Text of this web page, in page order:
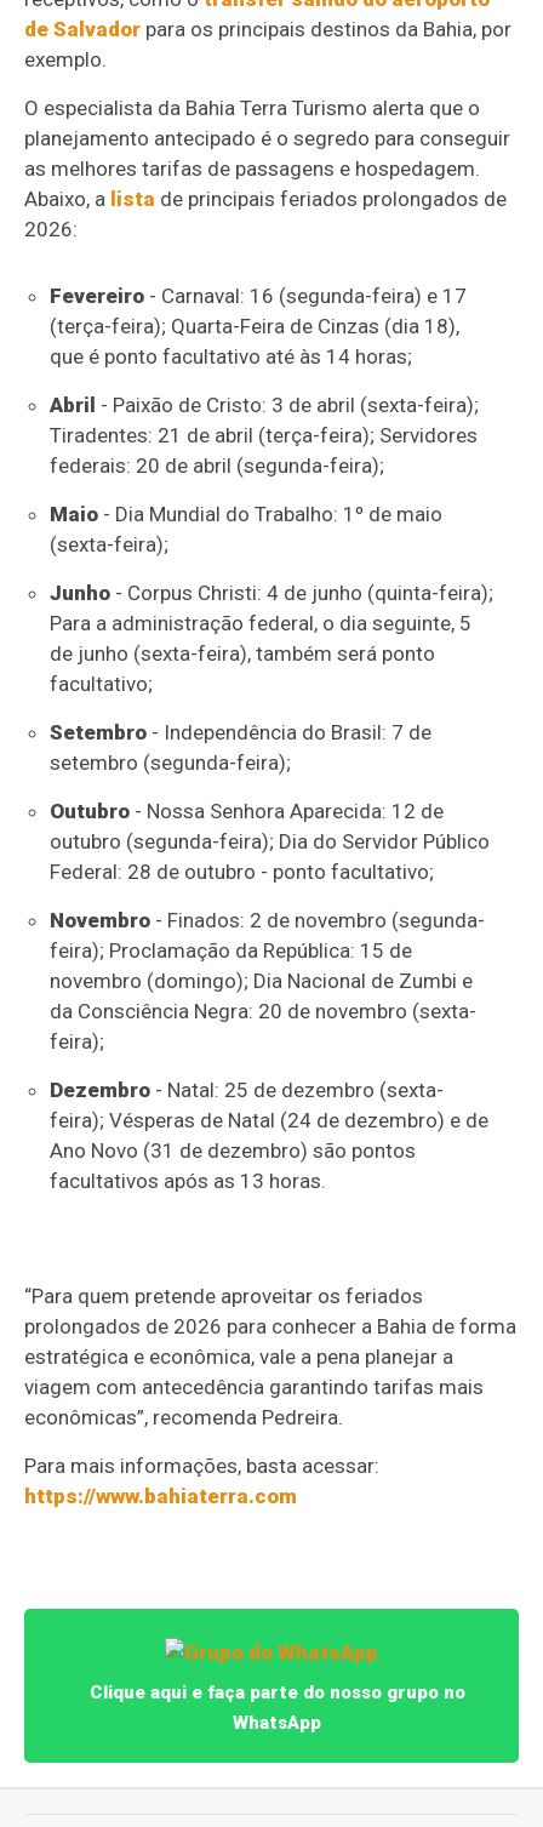
de Salvador para os principais destinos da Bahia, por
exemplo.
O especialista da Bahia Terra Turismo alerta que o
planejamento antecipado é o segredo para conseguir
as melhores tarifas de passagens e hospedagem.
Abaixo, a lista de principais feriados prolongados de
2026:
Fevereiro - Carnaval: 16 (segunda-feira) e 17
(terça-feira); Quarta-Feira de Cinzas (dia 18),
que é ponto facultativo até às 14 horas;
Abril - Paixão de Cristo: 3 de abril (sexta-feira);
Tiradentes: 21 de abril (terça-feira); Servidores
federais: 20 de abril (segunda-feira);
Maio - Dia Mundial do Trabalho: 1º de maio
(sexta-feira);
Junho - Corpus Christi: 4 de junho (quinta-feira);
Para a administração federal, o dia seguinte, 5
de junho (sexta-feira), também será ponto
facultativo;
Setembro - Independência do Brasil: 7 de
setembro (segunda-feira);
Outubro - Nossa Senhora Aparecida: 12 de
outubro (segunda-feira); Dia do Servidor Público
Federal: 28 de outubro - ponto facultativo;
Novembro - Finados: 2 de novembro (segunda-
feira); Proclamação da República: 15 de
novembro (domingo); Dia Nacional de Zumbi e
da Consciência Negra: 20 de novembro (sexta-
feira);
Dezembro - Natal: 25 de dezembro (sexta-
feira); Vésperas de Natal (24 de dezembro) e de
Ano Novo (31 de dezembro) são pontos
facultativos após as 13 horas.
“Para quem pretende aproveitar os feriados
prolongados de 2026 para conhecer a Bahia de forma
estratégica e econômica, vale a pena planejar a
viagem com antecedência garantindo tarifas mais
econômicas”, recomenda Pedreira.
Para mais informações, basta acessar:
https://www.bahiaterra.com
Clique aqui e faça parte do nosso grupo no
WhatsApp